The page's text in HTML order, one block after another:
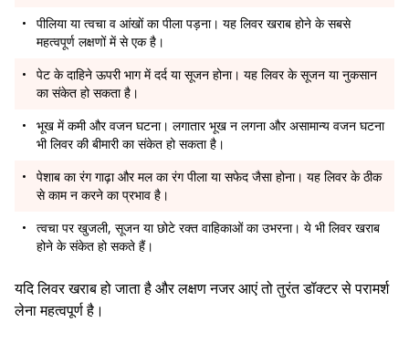
पीलिया या त्वचा व आंखों का पीला पड़ना। यह लिवर खराब होने के सबसे
महत्वपूर्ण लक्षणों में से एक है।
पेट के दाहिने ऊपरी भाग में दर्द या सूजन होना। यह लिवर के सूजन या नुकसान
का संकेत हो सकता है।
भूख में कमी और वजन घटना। लगातार भूख न लगना और असामान्य वजन घटना
भी लिवर की बीमारी का संकेत हो सकता है।
पेशाब का रंग गाढ़ा और मल का रंग पीला या सफेद जैसा होना। यह लिवर के ठीक
से काम न करने का प्रभाव है।
त्वचा पर खुजली, सूजन या छोटे रक्त वाहिकाओं का उभरना। ये भी लिवर खराब
होने के संकेत हो सकते हैं।
यदि लिवर खराब हो जाता है और लक्षण नजर आएं तो तुरंत डॉक्टर से परामर्श
लेना महत्वपूर्ण है।